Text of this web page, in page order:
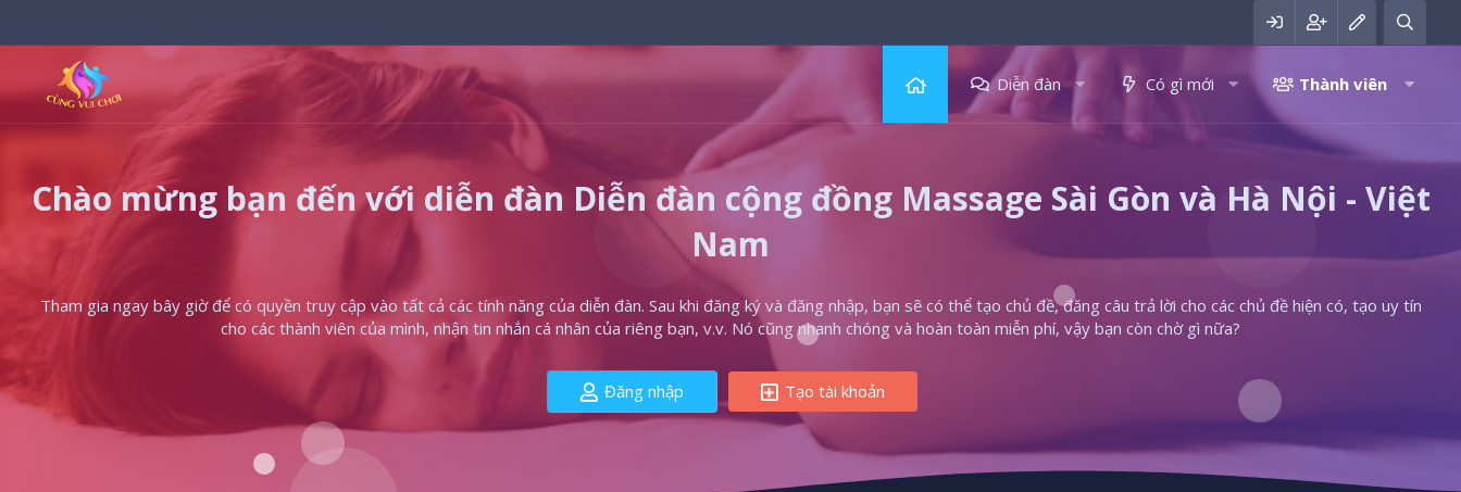
Diễn đàn Có gì mới Thành viên
Chào mừng bạn đến với diễn đàn Diễn đàn cộng đồng Massage Sài Gòn và Hà Nội - Việt
Nam
Tham gia ngay bây giờ để có quyền truy cập vào tất cả các tính năng của diễn đàn. Sau khi đăng ký và đăng nhập, bạn sẽ có thể tạo chủ đề, đăng câu trả lời cho các chủ đề hiện có, tạo uy tín
cho các thành viên của mình, nhận tin nhắn cá nhân của riêng bạn, v.v. Nó cũng nhanh chóng và hoàn toàn miễn phí, vậy bạn còn chờ gì nữa?
Đăng nhập Tạo tài khoản